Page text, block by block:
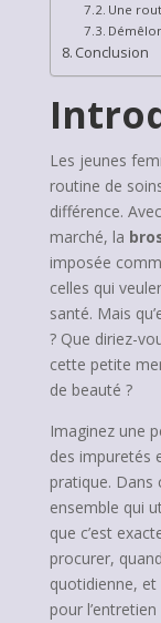
Une
Conclusion
Les jeunes
routine de
différence.
marché, la
imposée
celles qui
santé. Mais
? Que diriez-
cette petite
de beauté ?
Imaginez une
des impuretés
pratique. Dans
ensemble qui
que c’est
procurer,
quotidienne,
pour